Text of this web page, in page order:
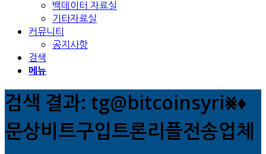
백데이터 자료실
기타자료실
커뮤니티
공지사항
검색
메뉴
검색 결과: tg@bitcoinsyri⨳♦
문상비트구입트론리플전송업체